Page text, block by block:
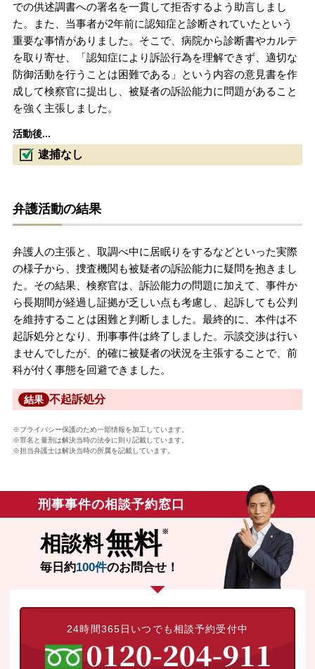
での供述調書への署名を一貫して拒否するよう助言しまし
た。また、当事者が2年前に認知症と診断されていたという
重要な事情がありました。そこで、病院から診断書やカルテ
を取り寄せ、「認知症により訴訟行為を理解できず、適切な
防御活動を行うことは困難である」という内容の意見書を作
成して検察官に提出し、被疑者の訴訟能力に問題があること
を強く主張しました。
活動後...
逮捕なし
弁護活動の結果
弁護人の主張と、取調べ中に居眠りをするなどといった実際
の様子から、捜査機関も被疑者の訴訟能力に疑問を抱きまし
た。その結果、検察官は、訴訟能力の問題に加えて、事件か
ら長期間が経過し証拠が乏しい点も考慮し、起訴しても公判
を維持することは困難と判断しました。最終的に、本件は不
起訴処分となり、刑事事件は終了しました。示談交渉は行い
ませんでしたが、的確に被疑者の状況を主張することで、前
科が付く事態を回避できました。
結果 不起訴処分
※プライバシー保護のため一部情報を加工しています。
※罪名と量刑は解決当時の法令に則り記載しています。
※担当弁護士は解決当時の所属を記載しています。
刑事事件の相談予約窓口
相談料無料
毎日約100件のお問合せ！
24時間365日いつでも相談予約受付中